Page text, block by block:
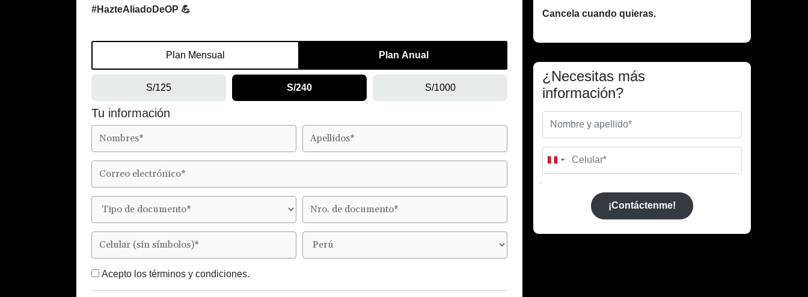
#HazteAliadoDeOP 💪
Plan Mensual Plan Anual
S/125 S/240 S/1000
Tu información
Acepto los términos y condiciones.
Cancela cuando quieras.
¿Necesitas más
información?
Peru
¡Contáctenme!